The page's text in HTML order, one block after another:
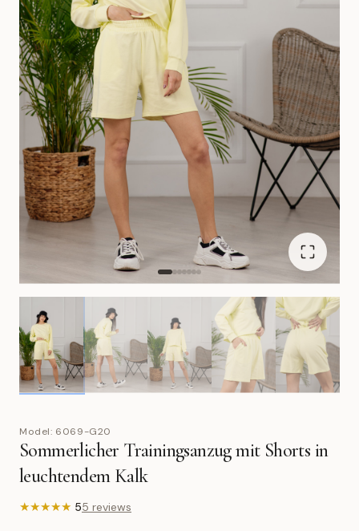
Model: 6069-G20
Sommerlicher Trainingsanzug mit Shorts in
leuchtendem Kalk
★★★★★ 55 reviews